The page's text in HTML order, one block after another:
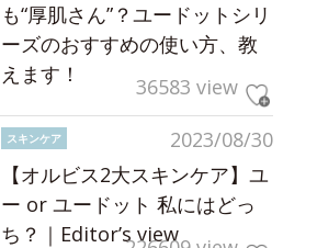
も“厚肌さん”？ユードットシリ
ーズのおすすめの使い方、教
えます！
36583 view
2023/08/30
スキンケア
【オルビス2大スキンケア】ユ
ー or ユードット 私にはどっ
ち？｜Editor’s view